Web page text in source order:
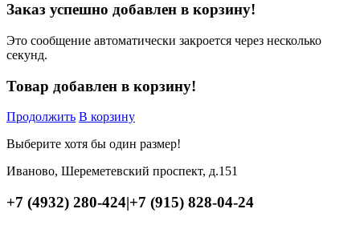
Заказ успешно добавлен в корзину!
Это сообщение автоматически закроется через несколько
секунд.
Товар добавлен в корзину!
Продолжить В корзину
Выберите хотя бы один размер!
Иваново, Шереметевский проспект, д.151
+7 (4932) 280-424|+7 (915) 828-04-24